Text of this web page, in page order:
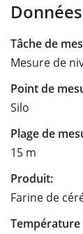
Tâche de
Mesure de
Point de
Silo
Plage de
15 m
Produit:
Farine de
Température